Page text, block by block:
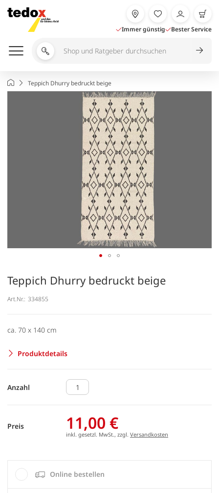
Inhalt
springen
Immer günstig Bester Service
Shop
durchsuchen
StartseiteTeppich Dhurry bedruckt beige
Teppich Dhurry bedruckt beige
Art.Nr.: 334855
ca. 70 x 140 cm
Produktdetails
Anzahl
Preis 11,00 €
inkl. gesetzl. MwSt., zzgl. Versandkosten
Online bestellen